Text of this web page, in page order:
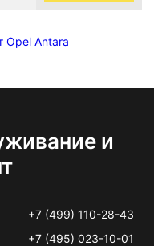
Opel Antara
и
+7 (499) 110-28-43
+7 (495) 023-10-01